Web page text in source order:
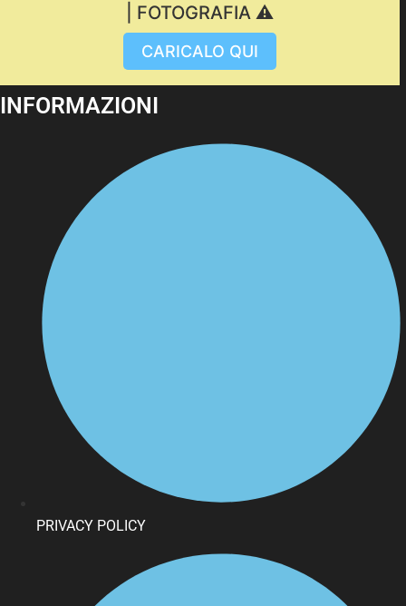
| FOTOGRAFIA ⚠️
CARICALO QUI
INFORMAZIONI
PRIVACY POLICY